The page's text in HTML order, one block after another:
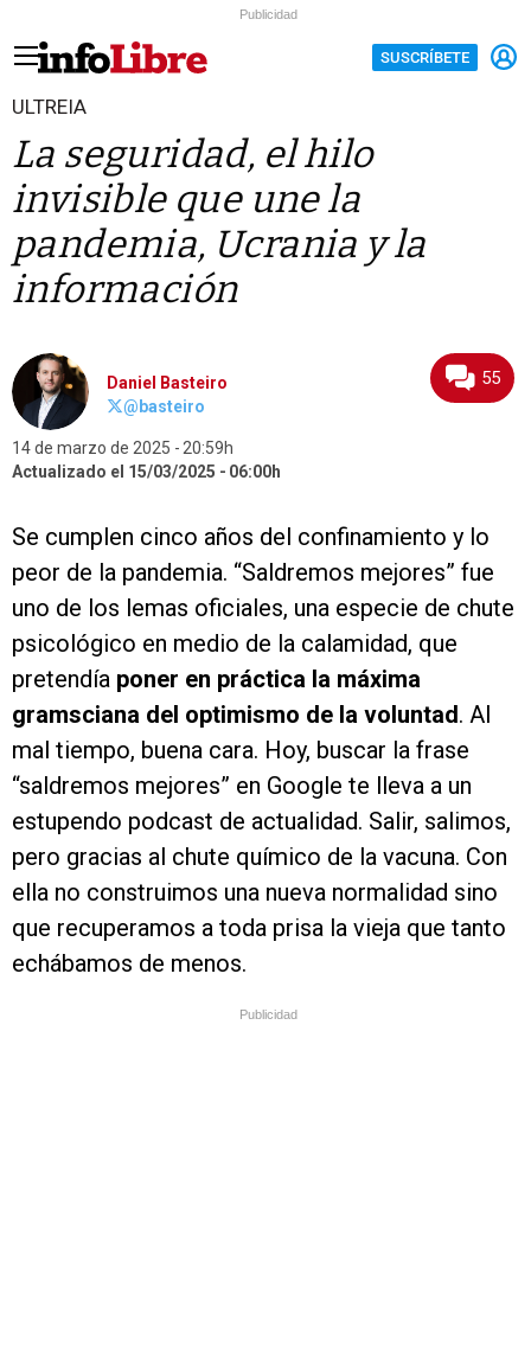
Publicidad
SUSCRÍBETE
ULTREIA
La seguridad, el hilo
invisible que une la
pandemia, Ucrania y la
información
Daniel Basteiro
@basteiro
14 de marzo de 2025
20:59h
Actualizado el 15/03/2025
06:00h
55
Se cumplen cinco años del confinamiento y lo
peor de la pandemia. “Saldremos mejores” fue
uno de los lemas oficiales, una especie de chute
psicológico en medio de la calamidad, que
pretendía poner en práctica la máxima
gramsciana del optimismo de la voluntad. Al
mal tiempo, buena cara. Hoy, buscar la frase
“saldremos mejores” en Google te lleva a un
estupendo podcast de actualidad. Salir, salimos,
pero gracias al chute químico de la vacuna. Con
ella no construimos una nueva normalidad sino
que recuperamos a toda prisa la vieja que tanto
echábamos de menos.
Publicidad